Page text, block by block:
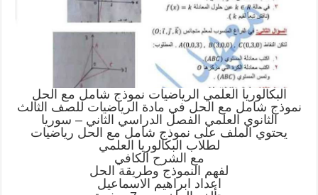
البكالوريا العلمي الرياضيات نموذج شامل مع الحل
نموذج شامل مع الحل في مادة الرياضيات للصف الثالث
الثانوي العلمي الفصل الدراسي الثاني – سوريا
يحتوي الملف على نموذج شامل مع الحل رياضيات
لطلاب البكالوريا العلمي
مع الشرح الكافي
لفهم النموذج وطريقة الحل
اعداد ابراهيم الاسماعيل